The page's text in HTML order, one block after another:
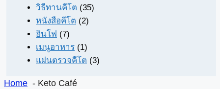
วิธีทานคีโต (35)
หนังสือคีโต (2)
อินโฟ (7)
เมนูอาหาร (1)
แผ่นตรวจคีโต (3)
Home Keto Café